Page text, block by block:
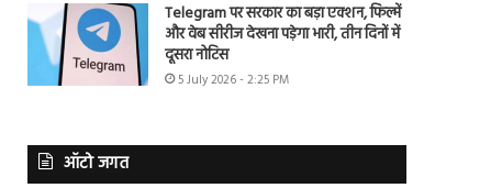
Telegram पर सरकार का बड़ा एक्शन, फिल्में
और वेब सीरीज देखना पड़ेगा भारी, तीन दिनों में
दूसरा नोटिस
5 July 2026 - 2:25 PM
ऑटो जगत